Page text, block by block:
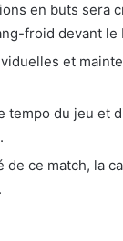
en buts sera
froid devant le
et
tempo du jeu et
de ce match, la